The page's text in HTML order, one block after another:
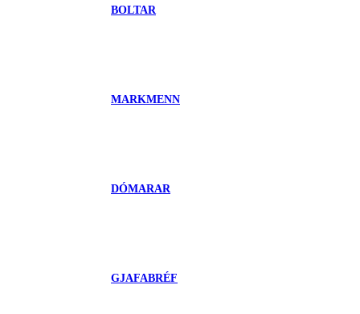
BOLTAR
MARKMENN
DÓMARAR
GJAFABRÉF